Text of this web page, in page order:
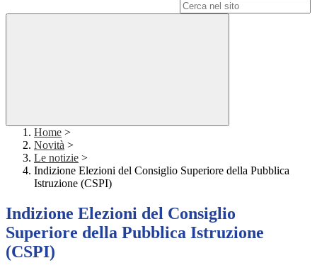
Home >
Novità >
Le notizie >
Indizione Elezioni del Consiglio Superiore della Pubblica
Istruzione (CSPI)
Indizione Elezioni del Consiglio
Superiore della Pubblica Istruzione
(CSPI)